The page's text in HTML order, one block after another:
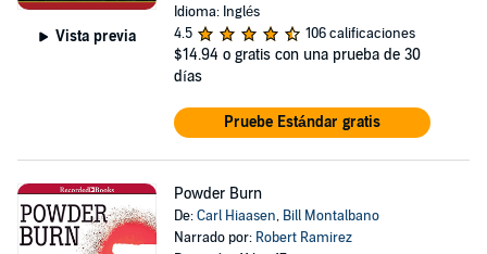
Vista previa
Idioma: Inglés
4.5
106 calificaciones
$14.94 o gratis con una prueba de 30
días
Pruebe Estándar gratis
Powder Burn
De:Carl Hiaasen, Bill Montalbano
Narrado por: Robert Ramirez